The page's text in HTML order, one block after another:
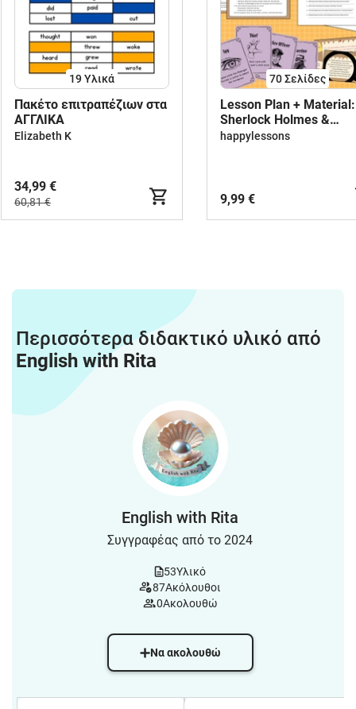
19 Υλικά
Πακέτο επιτραπέζιων στα
ΑΓΓΛΙΚΑ
Elizabeth K
34,99 €
60,81 €
70Σελίδες
Lesson Plan + Material:
Sherlock Holmes &
Detective Stories
happylessons
9,99 €
Περισσότερα διδακτικό υλικό από
English with Rita
English with Rita
Συγγραφέας από το 2024
53Υλικό
87Ακόλουθοι
0Ακολουθώ
Να ακολουθώ